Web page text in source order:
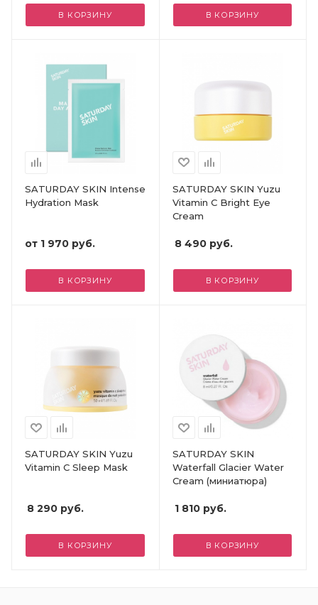
В КОРЗИНУ В КОРЗИНУ
SATURDAY SKIN Intense
Hydration Mask
от 1 970 руб.
В КОРЗИНУ
SATURDAY SKIN Yuzu
Vitamin C Bright Eye
Cream
8 490руб.
В КОРЗИНУ
SATURDAY SKIN Yuzu
Vitamin C Sleep Mask
8 290 руб.
В КОРЗИНУ
SATURDAY SKIN
Waterfall Glacier Water
Cream (миниатюра)
1 810руб.
В КОРЗИНУ